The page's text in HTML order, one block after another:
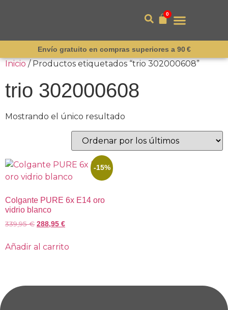
0
Envío gratuito en compras superiores a 90 €
Inicio/ Productos etiquetados “trio 302000608”
trio 302000608
Mostrando el único resultado
-15%
Colgante PURE 6x E14 oro
vidrio blanco
339,95€ 288,95 €
Añadir al carrito